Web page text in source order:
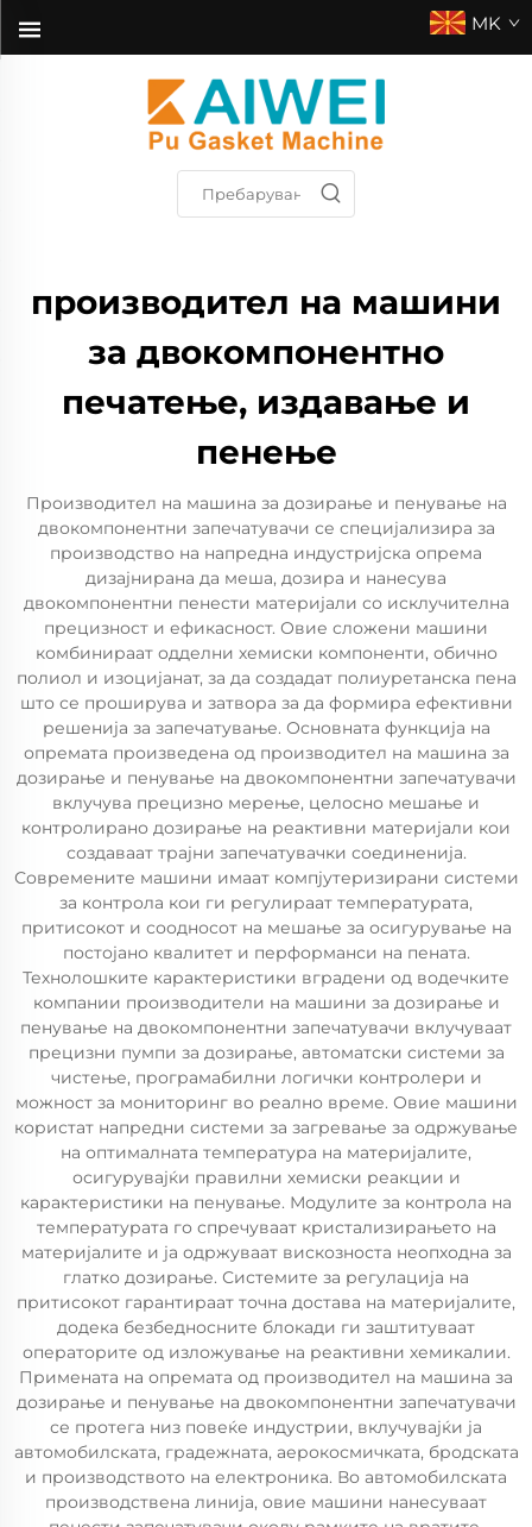
MK
производител на машини
за двокомпонентно
печатење, издавање и
пенење
Производител на машина за дозирање и пенување на
двокомпонентни запечатувачи се специјализира за
производство на напредна индустријска опрема
дизајнирана да меша, дозира и нанесува
двокомпонентни пенести материјали со исклучителна
прецизност и ефикасност. Овие сложени машини
комбинираат одделни хемиски компоненти, обично
полиол и изоцијанат, за да создадат полиуретанска пена
што се проширува и затвора за да формира ефективни
решенија за запечатување. Основната функција на
опремата произведена од производител на машина за
дозирање и пенување на двокомпонентни запечатувачи
вклучува прецизно мерење, целосно мешање и
контролирано дозирање на реактивни материјали кои
создаваат трајни запечатувачки соединенија.
Современите машини имаат компјутеризирани системи
за контрола кои ги регулираат температурата,
притисокот и соодносот на мешање за осигурување на
постојано квалитет и перформанси на пената.
Технолошките карактеристики вградени од водечките
компании производители на машини за дозирање и
пенување на двокомпонентни запечатувачи вклучуваат
прецизни пумпи за дозирање, автоматски системи за
чистење, програмабилни логички контролери и
можност за мониторинг во реално време. Овие машини
користат напредни системи за загревање за одржување
на оптималната температура на материјалите,
осигурувајќи правилни хемиски реакции и
карактеристики на пенување. Модулите за контрола на
температурата го спречуваат кристализирањето на
материјалите и ја одржуваат вискозноста неопходна за
глатко дозирање. Системите за регулација на
притисокот гарантираат точна достава на материјалите,
додека безбедносните блокади ги заштитуваат
операторите од изложување на реактивни хемикалии.
Примената на опремата од производител на машина за
дозирање и пенување на двокомпонентни запечатувачи
се протега низ повеќе индустрии, вклучувајќи ја
автомобилската, градежната, аерокосмичката, бродската
и производството на електроника. Во автомобилската
производствена линија, овие машини нанесуваат